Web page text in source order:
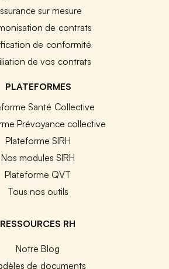
sur mesure
de contrats
de conformité
de vos contrats
PLATEFORMES
Santé Collective
Prévoyance collective
Plateforme SIRH
Nos modules SIRH
Plateforme QVT
Tous nos outils
RESSOURCES RH
Notre Blog
de documents